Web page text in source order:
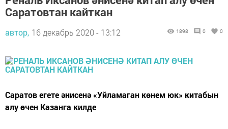
Саратовтан кайткан
автор, 16 декабрь 2020 - 13:12 1898 0 0
Саратов егете әнисенә «Уйламаган көнем юк» китабын
алу өчен Казанга килде